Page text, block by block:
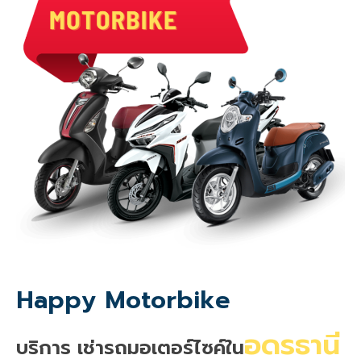
Happy Motorbike
บริการ เช่ารถมอเตอร์ไซค์ในอุดรธานี